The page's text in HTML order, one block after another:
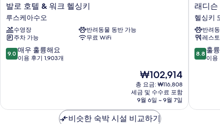
진
모
두
보
기
발
로
호
텔
&
워
크
케
발로 호텔 & 워크 헬싱키
루스케아수오
수영장
반려동물 동반 가능
주차 가능
무료 WiFi
10
점
매
9.0 매우 훌륭해요
이용 후기 1,903개
현
재
요
금
₩102,914
₩102,914
총 요금: ₩116,808
세금 및 수수료 포함
9월 6일 ~ 9월 7일
래
디
슨
블
루
플
라
키
래디
헬싱키
반려
레스
10
점
훌
8.8 훌
이용
비슷한 숙박 시설 비교하기